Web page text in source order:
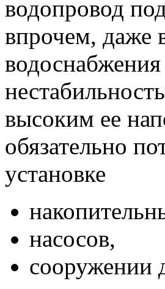
водопровод
впрочем, даже
высоким ее
обязательно
установке
насосов,
сооружении